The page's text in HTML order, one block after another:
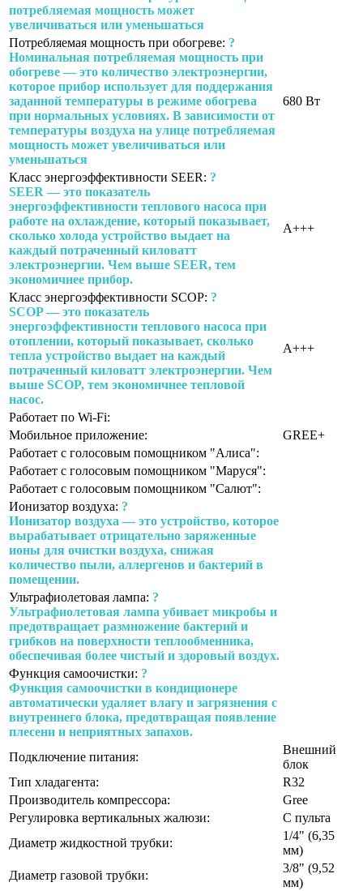
потребляемая мощность может
увеличиваться или уменьшаться
Потребляемая мощность при обогреве: ?
Номинальная потребляемая мощность при
обогреве — это количество электроэнергии,
которое прибор использует для поддержания
заданной температуры в режиме обогрева
при нормальных условиях. В зависимости от
температуры воздуха на улице потребляемая
мощность может увеличиваться или
уменьшаться
680 Вт
Класс энергоэффективности SEER: ?
SEER — это показатель
энергоэффективности теплового насоса при
работе на охлаждение, который показывает,
сколько холода устройство выдает на
каждый потраченный киловатт
электроэнергии. Чем выше SEER, тем
экономичнее прибор.
A+++
Класс энергоэффективности SСOP: ?
SCOP — это показатель
энергоэффективности теплового насоса при
отоплении, который показывает, сколько
тепла устройство выдает на каждый
потраченный киловатт электроэнергии. Чем
выше SCOP, тем экономичнее тепловой
насос.
A+++
Работает по Wi-Fi:
Мобильное приложение:
GREE+
Работает с голосовым помощником "Алиса":
Работает с голосовым помощником "Маруся":
Работает с голосовым помощником "Салют":
Ионизатор воздуха: ?
Ионизатор воздуха — это устройство, которое
вырабатывает отрицательно заряженные
ионы для очистки воздуха, снижая
количество пыли, аллергенов и бактерий в
помещении.
Ультрафиолетовая лампа: ?
Ультрафиолетовая лампа убивает микробы и
предотвращает размножение бактерий и
грибков на поверхности теплообменника,
обеспечивая более чистый и здоровый воздух.
Функция самоочистки: ?
Функция самоочистки в кондиционере
автоматически удаляет влагу и загрязнения с
внутреннего блока, предотвращая появление
плесени и неприятных запахов.
Подключение питания:
Внешний
блок
Тип хладагента:
R32
Производитель компрессора:
Gree
Регулировка вертикальных жалюзи:
С пульта
Диаметр жидкостной трубки:
1/4" (6,35
мм)
Диаметр газовой трубки:
3/8" (9,52
мм)